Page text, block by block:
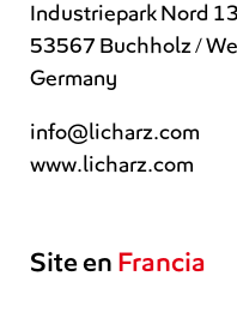
Industriepark Nord 13
53567 Buchholz /
Germany
info@licharz.com
www.licharz.com
Site en Francia